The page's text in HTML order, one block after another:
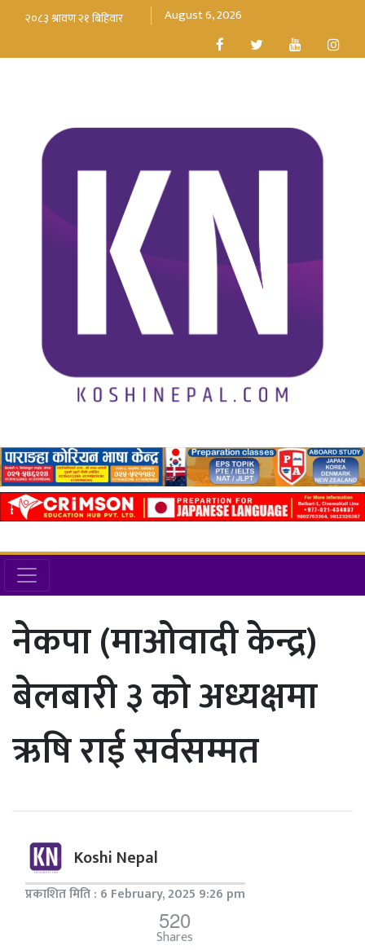
August 6, 2026
नेकपा (माओवादी केन्द्र)
बेलबारी ३ को अध्यक्षमा
ऋषि राई सर्वसम्मत
Koshi Nepal
प्रकाशित मिति : 6 February, 2025 9:26 pm
520
Shares